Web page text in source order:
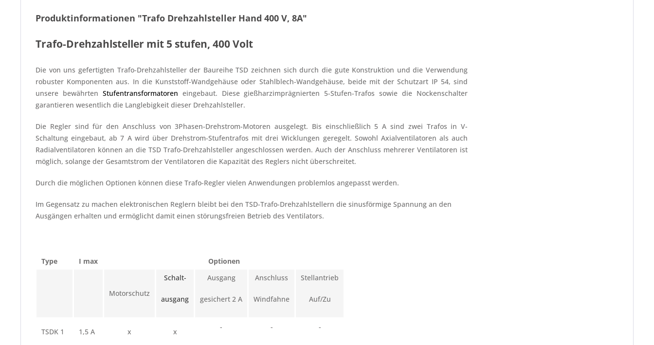
Produktinformationen "Trafo Drehzahlsteller Hand 400 V, 8A"
Trafo-Drehzahlsteller mit 5 stufen, 400 Volt
Die von uns gefertigten Trafo-Drehzahlsteller der Baureihe TSD zeichnen sich durch die gute Konstruktion und die Verwendung
robuster Komponenten aus. In die Kunststoff-Wandgehäuse oder Stahlblech-Wandgehäuse, beide mit der Schutzart IP 54, sind
unsere bewährten Stufentransformatoren eingebaut. Diese gießharzimprägnierten 5-Stufen-Trafos sowie die Nockenschalter
garantieren wesentlich die Langlebigkeit dieser Drehzahlsteller.
Die Regler sind für den Anschluss von 3Phasen-Drehstrom-Motoren ausgelegt. Bis einschließlich 5 A sind zwei Trafos in V-
Schaltung eingebaut, ab 7 A wird über Drehstrom-Stufentrafos mit drei Wicklungen geregelt. Sowohl Axialventilatoren als auch
Radialventilatoren können an die TSD Trafo-Drehzahlsteller angeschlossen werden. Auch der Anschluss mehrerer Ventilatoren ist
möglich, solange der Gesamtstrom der Ventilatoren die Kapazität des Reglers nicht überschreitet.
Durch die möglichen Optionen können diese Trafo-Regler vielen Anwendungen problemlos angepasst werden.
Im Gegensatz zu machen elektronischen Reglern bleibt bei den TSD-Trafo-Drehzahlstellern die sinusförmige Spannung an den
Ausgängen erhalten und ermöglicht damit einen störungsfreien Betrieb des Ventilators.
Type I max Optionen
Motorschutz
Schalt-
ausgang
Ausgang
gesichert 2 A
Anschluss
Windfahne
Stellantrieb
Auf/Zu
TSDK 1 1,5 A x x
- - -